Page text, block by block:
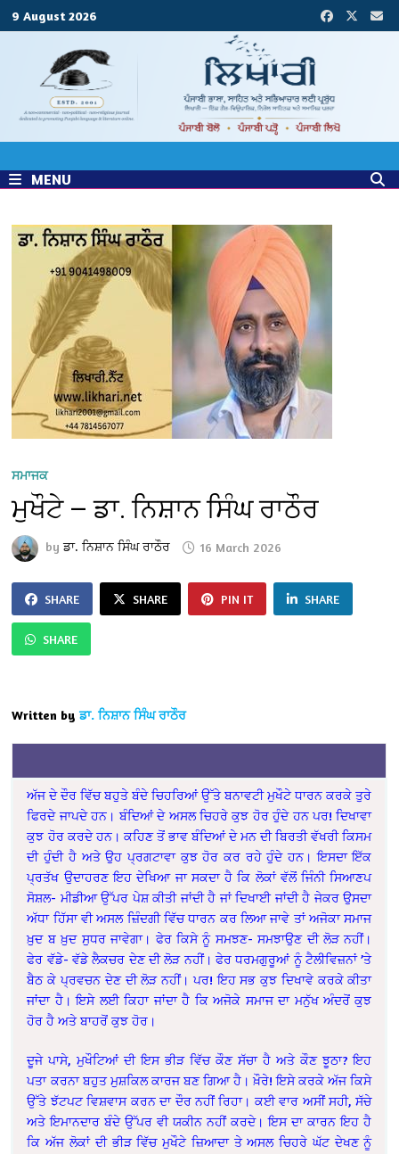
9 August 2026
MENU
ਸਮਾਜਕ
ਮੁਖੌਟੇ — ਡਾ. ਨਿਸ਼ਾਨ ਸਿੰਘ ਰਾਠੌਰ
byਡਾ. ਨਿਸ਼ਾਨ ਸਿੰਘ ਰਾਠੌਰ 16 March 2026
SHARE SHARE PIN IT SHARE
SHARE
Written by ਡਾ. ਨਿਸ਼ਾਨ ਸਿੰਘ ਰਾਠੌਰ
ਅੱਜ ਦੇ ਦੌਰ ਵਿੱਚ ਬਹੁਤੇ ਬੰਦੇ ਚਿਹਰਿਆਂ ਉੱਤੇ ਬਨਾਵਟੀ ਮੁਖੌਟੇ ਧਾਰਨ ਕਰਕੇ ਤੁਰੇ
ਫਿਰਦੇ ਜਾਪਦੇ ਹਨ। ਬੰਦਿਆਂ ਦੇ ਅਸਲ ਚਿਹਰੇ ਕੁਝ ਹੋਰ ਹੁੰਦੇ ਹਨ ਪਰ! ਦਿਖਾਵਾ
ਕੁਝ ਹੋਰ ਕਰਦੇ ਹਨ। ਕਹਿਣ ਤੋਂ ਭਾਵ ਬੰਦਿਆਂ ਦੇ ਮਨ ਦੀ ਬਿਰਤੀ ਵੱਖਰੀ ਕਿਸਮ
ਦੀ ਹੁੰਦੀ ਹੈ ਅਤੇ ਉਹ ਪ੍ਰਗਟਾਵਾ ਕੁਝ ਹੋਰ ਕਰ ਰਹੇ ਹੁੰਦੇ ਹਨ। ਇਸਦਾ ਇੱਕ
ਪ੍ਰਤੱਖ ਉਦਾਹਰਣ ਇਹ ਦੇਖਿਆ ਜਾ ਸਕਦਾ ਹੈ ਕਿ ਲੋਕਾਂ ਵੱਲੋਂ ਜਿੰਨੀ ਸਿਆਣਪ
ਸੋਸ਼ਲ- ਮੀਡੀਆ ਉੱਪਰ ਪੇਸ਼ ਕੀਤੀ ਜਾਂਦੀ ਹੈ ਜਾਂ ਦਿਖਾਈ ਜਾਂਦੀ ਹੈ ਜੇਕਰ ਉਸਦਾ
ਅੱਧਾ ਹਿੱਸਾ ਵੀ ਅਸਲ ਜ਼ਿੰਦਗੀ ਵਿੱਚ ਧਾਰਨ ਕਰ ਲਿਆ ਜਾਵੇ ਤਾਂ ਅਜੋਕਾ ਸਮਾਜ
ਖ਼ੁਦ ਬ ਖ਼ੁਦ ਸੁਧਰ ਜਾਵੇਗਾ। ਫੇਰ ਕਿਸੇ ਨੂੰ ਸਮਝਣ- ਸਮਝਾਉਣ ਦੀ ਲੋੜ ਨਹੀਂ।
ਫੇਰ ਵੱਡੇ- ਵੱਡੇ ਲੈਕਚਰ ਦੇਣ ਦੀ ਲੋੜ ਨਹੀਂ। ਫੇਰ ਧਰਮਗੁਰੂਆਂ ਨੂੰ ਟੈਲੀਵਿਜ਼ਨਾਂ ’ਤੇ
ਬੈਠ ਕੇ ਪ੍ਰਵਚਨ ਦੇਣ ਦੀ ਲੋੜ ਨਹੀਂ। ਪਰ! ਇਹ ਸਭ ਕੁਝ ਦਿਖਾਵੇ ਕਰਕੇ ਕੀਤਾ
ਜਾਂਦਾ ਹੈ। ਇਸੇ ਲਈ ਕਿਹਾ ਜਾਂਦਾ ਹੈ ਕਿ ਅਜੋਕੇ ਸਮਾਜ ਦਾ ਮਨੁੱਖ ਅੰਦਰੋਂ ਕੁਝ
ਹੋਰ ਹੈ ਅਤੇ ਬਾਹਰੋਂ ਕੁਝ ਹੋਰ।
ਦੂਜੇ ਪਾਸੇ, ਮੁਖੌਟਿਆਂ ਦੀ ਇਸ ਭੀੜ ਵਿੱਚ ਕੌਣ ਸੱਚਾ ਹੈ ਅਤੇ ਕੌਣ ਝੂਠਾ? ਇਹ
ਪਤਾ ਕਰਨਾ ਬਹੁਤ ਮੁਸ਼ਕਿਲ ਕਾਰਜ ਬਣ ਗਿਆ ਹੈ। ਖ਼ੌਰੇ! ਇਸੇ ਕਰਕੇ ਅੱਜ ਕਿਸੇ
ਉੱਤੇ ਝੱਟਪਟ ਵਿਸ਼ਵਾਸ ਕਰਨ ਦਾ ਦੌਰ ਨਹੀਂ ਰਿਹਾ। ਕਈ ਵਾਰ ਅਸੀਂ ਸਹੀ, ਸੱਚੇ
ਅਤੇ ਇਮਾਨਦਾਰ ਬੰਦੇ ਉੱਪਰ ਵੀ ਯਕੀਨ ਨਹੀਂ ਕਰਦੇ। ਇਸ ਦਾ ਕਾਰਨ ਇਹ ਹੈ
ਕਿ ਅੱਜ ਲੋਕਾਂ ਦੀ ਭੀੜ ਵਿੱਚ ਮੁਖੌਟੇ ਜ਼ਿਆਦਾ ਤੇ ਅਸਲ ਚਿਹਰੇ ਘੱਟ ਦੇਖਣ ਨੂੰ